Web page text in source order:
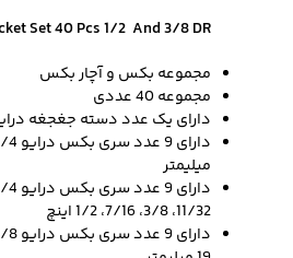
Set 40 Pcs 1/2 And 3/8 DR
مجموعه بکس و آچار بکس
مجموعه 40 عددی
دارای یک عدد دسته جغجغه درایو 3/8 اینچ به طول 200
میلیمتر
11/32، 3/8، 7/16، 1/2 اینچ